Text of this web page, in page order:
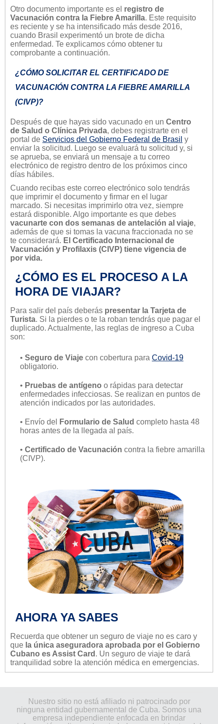
Otro documento importante es el registro de
Vacunación contra la Fiebre Amarilla. Este requisito
es reciente y se ha intensificado más desde 2016,
cuando Brasil experimentó un brote de dicha
enfermedad. Te explicamos cómo obtener tu
comprobante a continuación.
¿CÓMO SOLICITAR EL CERTIFICADO DE
VACUNACIÓN CONTRA LA FIEBRE AMARILLA
(CIVP)?
Después de que hayas sido vacunado en un Centro
de Salud o Clínica Privada, debes registrarte en el
portal de Servicios del Gobierno Federal de Brasil y
enviar la solicitud. Luego se evaluará tu solicitud y, si
se aprueba, se enviará un mensaje a tu correo
electrónico de registro dentro de los próximos cinco
días hábiles.
Cuando recibas este correo electrónico solo tendrás
que imprimir el documento y firmar en el lugar
marcado. Si necesitas imprimirlo otra vez, siempre
estará disponible. Algo importante es que debes
vacunarte con dos semanas de antelación al viaje,
además de que si tomas la vacuna fraccionada no se
te considerará. El Certificado Internacional de
Vacunación y Profilaxis (CIVP) tiene vigencia de
por vida.
¿CÓMO ES EL PROCESO A LA
HORA DE VIAJAR?
Para salir del país deberás presentar la Tarjeta de
Turista. Si la pierdes o te la roban tendrás que pagar el
duplicado. Actualmente, las reglas de ingreso a Cuba
son:
• Seguro de Viaje con cobertura para Covid-19
obligatorio.
• Pruebas de antígeno o rápidas para detectar
enfermedades infecciosas. Se realizan en puntos de
atención indicados por las autoridades.
• Envío del Formulario de Salud completo hasta 48
horas antes de la llegada al país.
• Certificado de Vacunación contra la fiebre amarilla
(CIVP).
AHORA YA SABES
Recuerda que obtener un seguro de viaje no es caro y
que la única aseguradora aprobada por el Gobierno
Cubano es Assist Card . Un seguro de viaje te dará
tranquilidad sobre la atención médica en emergencias.
Nuestro sitio no está afiliado ni patrocinado por
ninguna entidad gubernamental de Cuba. Somos una
empresa independiente enfocada en brindar